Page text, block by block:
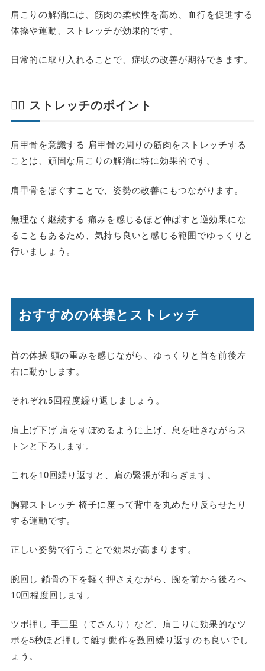
肩こりの解消には、筋肉の柔軟性を高め、血行を促進する
体操や運動、ストレッチが効果的です。
日常的に取り入れることで、症状の改善が期待できます。
🧘‍♀️ ストレッチのポイント
肩甲骨を意識する 肩甲骨の周りの筋肉をストレッチする
ことは、頑固な肩こりの解消に特に効果的です。
肩甲骨をほぐすことで、姿勢の改善にもつながります。
無理なく継続する 痛みを感じるほど伸ばすと逆効果にな
ることもあるため、気持ち良いと感じる範囲でゆっくりと
行いましょう。
おすすめの体操とストレッチ
首の体操 頭の重みを感じながら、ゆっくりと首を前後左
右に動かします。
それぞれ5回程度繰り返しましょう。
肩上げ下げ 肩をすぼめるように上げ、息を吐きながらス
トンと下ろします。
これを10回繰り返すと、肩の緊張が和らぎます。
胸郭ストレッチ 椅子に座って背中を丸めたり反らせたり
する運動です。
正しい姿勢で行うことで効果が高まります。
腕回し 鎖骨の下を軽く押さえながら、腕を前から後ろへ
10回程度回します。
ツボ押し 手三里（てさんり）など、肩こりに効果的なツ
ボを5秒ほど押して離す動作を数回繰り返すのも良いでし
ょう。